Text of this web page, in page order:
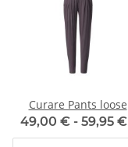
Curare Pants loose
49,00 € - 59,95 €